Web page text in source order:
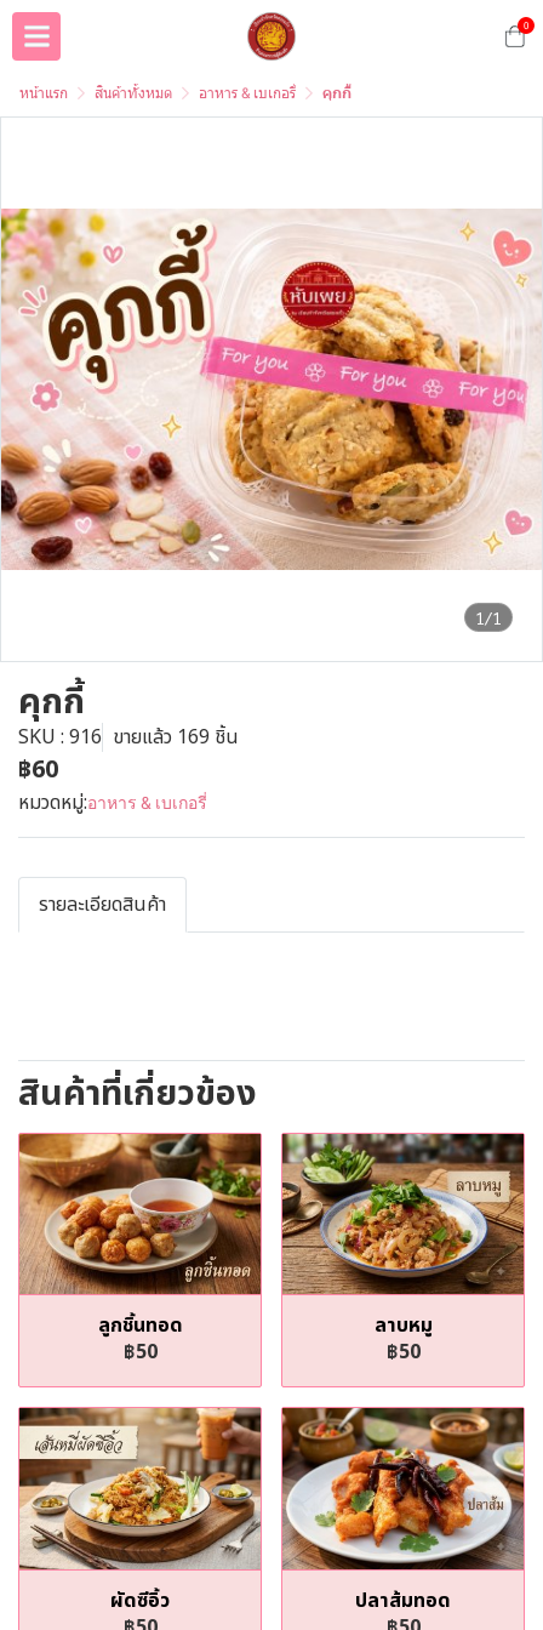
0
หน้าแรก สินค้าทั้งหมด อาหาร & เบเกอรี่ คุกกี้
1/1
คุกกี้
SKU : 916 ขายแล้ว 169 ชิ้น
฿60
หมวดหมู่:อาหาร & เบเกอรี่
รายละเอียดสินค้า
สินค้าที่เกี่ยวข้อง
ลูกชิ้นทอด
฿50
ลาบหมู
฿50
ผัดซีอิ้ว
ปลาส้มทอด